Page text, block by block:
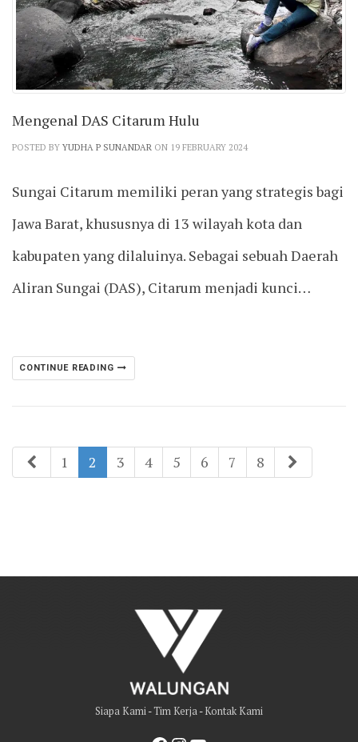
Mengenal DAS Citarum Hulu
POSTED BY YUDHA P SUNANDAR ON 19 FEBRUARY 2024
Sungai Citarum memiliki peran yang strategis bagi
Jawa Barat, khususnya di 13 wilayah kota dan
kabupaten yang dilaluinya. Sebagai sebuah Daerah
Aliran Sungai (DAS), Citarum menjadi kunci…
CONTINUE READING
1 2 3 4 5 6 7 8
Siapa Kami-Tim Kerja-Kontak Kami